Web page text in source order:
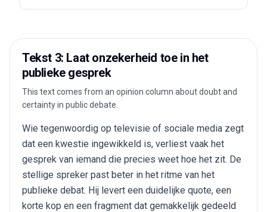
Tekst 3: Laat onzekerheid toe in het
publieke gesprek
This text comes from an opinion column about doubt and
certainty in public debate.
Wie tegenwoordig op televisie of sociale media zegt
dat een kwestie ingewikkeld is, verliest vaak het
gesprek van iemand die precies weet hoe het zit. De
stellige spreker past beter in het ritme van het
publieke debat. Hij levert een duidelijke quote, een
korte kop en een fragment dat gemakkelijk gedeeld